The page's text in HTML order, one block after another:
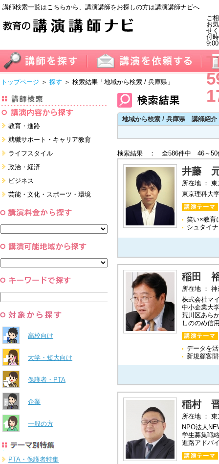
講師検索一覧はこちらから、講演講師をお探しの方は講演講師ナビへ
ご
お
せ
付
トップページ ＞ 探す ＞ 検索結果 「地域から検索 / 兵庫県」
教育・進路
進学・受験
教員・保護者
すべて
就職サポート・キャリア教育
就職サポートツール対策
面接・ディスカッション・マナー
対策
ライフスタイル
健康・美容・女性・食育
看護・介護・ボランティア
すべて
政治・経済
国際
日本
ビジネス
経営・マーケティング・ファイナ
ンス
コーチング・メンタルヘルス・人
芸能・文化・スポーツ・環境
スポーツ
すべて
高校向け
大学・短大向け
保護者・PTA
企業
一般の方
PTA・保護者特集
地域から検索 / 兵庫県 講師紹介
検索結果 ： 全586件中 46～50
井藤
所在地 ：
東京理科大
笑い×教育
シュタイ
稲田
所在地 ：
株式会社マ
中小企業大
荒川区あら
しののめ信
データを
新規顧客
稲村
所在地 ：
NPO法人
学生募集戦
進路アドバ